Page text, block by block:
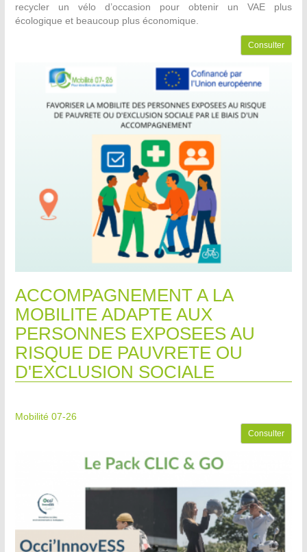
recycler un vélo d’occasion pour obtenir un VAE plus
écologique et beaucoup plus économique.
Consulter
ACCOMPAGNEMENT A LA
MOBILITE ADAPTE AUX
PERSONNES EXPOSEES AU
RISQUE DE PAUVRETE OU
D'EXCLUSION SOCIALE
Mobilité 07-26
Consulter